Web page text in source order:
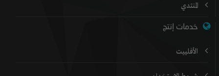
المنتدي
خدمات إنتج
الأفلييت